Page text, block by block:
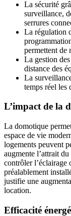
La sécurité
surveillance,
serrures
La régulation
permettent de
La gestion
distance des
La
temps réel les
L’impact de la
La domotique
espace de vie
logements peuvent
augmente l’attrait
contrôler l’éclairage
préalablement
justifie une
location.
Efficacité